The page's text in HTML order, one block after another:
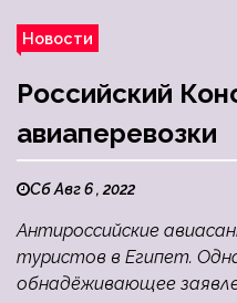
Новости
Российский
авиаперевозки
Сб Авг 6 , 2022
Антироссийские
туристов в Египет.
обнадёживающее